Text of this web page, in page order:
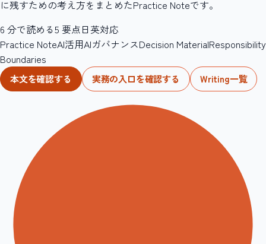
に残すための考え方をまとめたPractice Noteです。
6 分で読める5 要点日英対応
Practice NoteAI活用AIガバナンスDecision MaterialResponsibility
Boundaries
本文を確認する 実務の入口を確認する Writing一覧